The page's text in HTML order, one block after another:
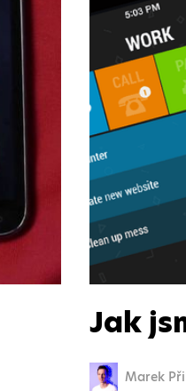
Jak
Marek